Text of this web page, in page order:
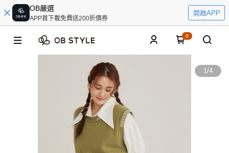
OB嚴選
APP首下載免費送200折價券
開啟APP
0
1/4